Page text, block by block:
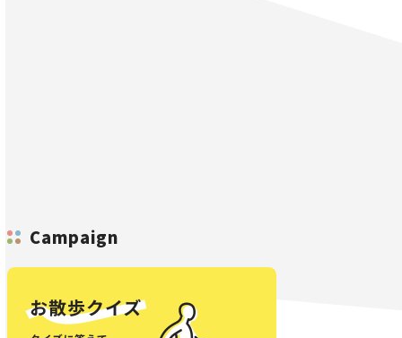
Campaign